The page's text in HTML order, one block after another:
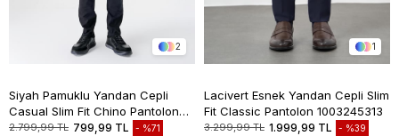
2
Siyah Pamuklu Yandan Cepli
Casual Slim Fit Chino Pantolon
1003235117
2.799,99 TL 799,99 TL %71
1
Lacivert Esnek Yandan Cepli Slim
Fit Classic Pantolon 1003245313
3.299,99 TL 1.999,99 TL %39